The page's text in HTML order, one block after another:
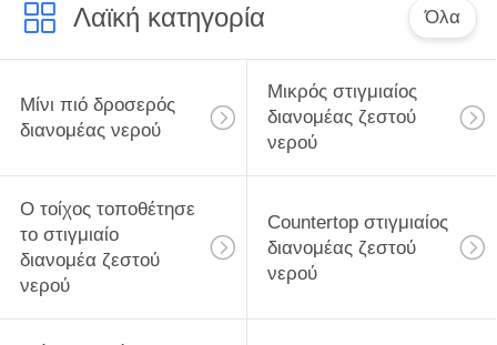
Λαϊκή κατηγορία Όλα
Μίνι πιό δροσερός
διανομέας νερού
Μικρός στιγμιαίος
διανομέας ζεστού
νερού
Ο τοίχος τοποθέτησε
το στιγμιαίο
διανομέα ζεστού
νερού
Countertop στιγμιαίος
διανομέας ζεστού
νερού